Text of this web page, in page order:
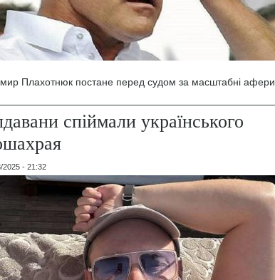
Плахотнюк постане перед судом за масштабні афери.
спіймали українського
2025 - 21:32